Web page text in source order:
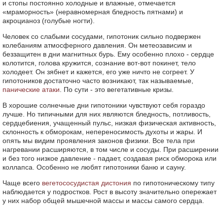
и стопы постоянно холодные и влажные, отмечается
«мраморность» (неравномерная бледность пятнами) и
акроцианоз (голубые ногти).
Человек со слабыми сосудами, гипотоник сильно подвержен
колебаниям атмосферного давления. Он метеозависим и
беззащитен в дни магнитных бурь. Ему особенно плохо - сердце
колотится, голова кружится, сознание вот-вот покинет, тело
холодеет. Он зябнет и кажется, его уже ничто не согреет. У
гипотоников достаточно часто возникают, так называемые,
панические атаки . По сути - это вегетативные кризы.
В хорошие солнечные дни гипотоники чувствуют себя гораздо
лучше. Но типичными для них являются бледность, потливость,
сердцебиения, учащенный пульс, низкая физическая активность,
склонность к обморокам, непереносимость духоты и жары. И
опять мы видим проявления законов физики. Все тела при
нагревании расширяются, в том числе и сосуды. При расширении
и без того низкое давление - падает, создавая риск обморока или
коллапса. Особенно не любят гипотоники баню и сауну.
Чаще всего вегетососудистая дистония по гипотоническому типу
наблюдается у подростков. Рост в высоту значительно опережает
у них набор общей мышечной массы и массы самого сердца.